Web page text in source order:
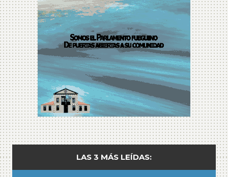
LAS 3 MÁS LEÍDAS: